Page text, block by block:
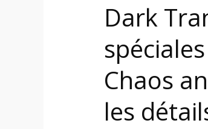
Dark
Chaos
les
tous
les
détails